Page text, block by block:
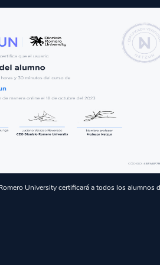
University certificará a todos los alumnos